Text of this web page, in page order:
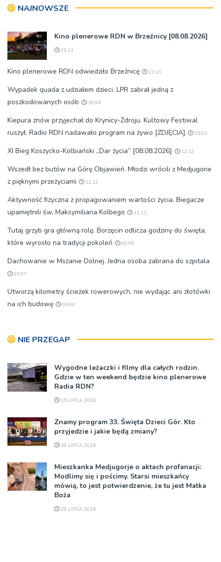
NAJNOWSZE
Kino plenerowe RDN w Brzeźnicy [08.08.2026]
23:11
Kino plenerowe RDN odwiedziło Brzeźnicę 23:11
Wypadek quada z udziałem dzieci. LPR zabrał jedną z
poszkodowanych osób
18:06
Kiepura znów przyjechał do Krynicy-Zdroju. Kultowy Festiwal
ruszył. Radio RDN nadawało program na żywo [ZDJĘCIA]
15:03
XI Bieg Koszycko-Kolbiański „Dar życia” [08.08.2026] 12:12
Wszedł bez butów na Górę Objawień. Młodzi wrócili z Medjugorie
z pięknymi przeżyciami
12:12
Aktywność fizyczna z propagowaniem wartości życia. Biegacze
upamiętnili św. Maksymiliana Kolbego
11:11
Tutaj grzyb gra główną rolę. Borzęcin odlicza godziny do święta,
które wyrosło na tradycji pokoleń
09:09
Dachowanie w Mszanie Dolnej. Jedna osoba zabrana do szpitala
07:07
Utworzą kilometry ścieżek rowerowych, nie wydając ani złotówki
na ich budowę
06:06
NIE PRZEGAP
Wygodne leżaczki i filmy dla całych rodzin.
Gdzie w ten weekend będzie kino plenerowe
Radia RDN?
15 LIPCA 2026
Znamy program 33. Święta Dzieci Gór. Kto
przyjedzie i jakie będą zmiany?
10 LIPCA 2026
Mieszkanka Medjugorje o aktach profanacji:
Modlimy się i pościmy. Starsi mieszkańcy
mówią, to jest potwierdzenie, że tu jest Matka
Boża
29 LIPCA 2026